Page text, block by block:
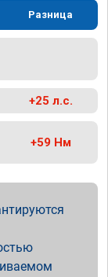
Разница
+25 л.с.
+59 Нм